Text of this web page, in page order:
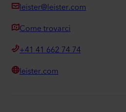
leister@leister.com
Come trovarci
+41 41 662 74 74
leister.com